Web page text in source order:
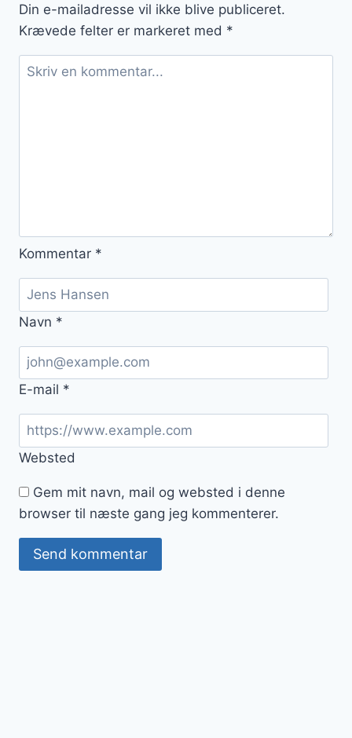
Din e-mailadresse vil ikke blive publiceret.
Krævede felter er markeret med *
Kommentar *
Navn *
E-mail *
Websted
Gem mit navn, mail og websted i denne
browser til næste gang jeg kommenterer.